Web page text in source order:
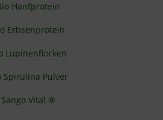
Hanfprotein
Erbsenprotein
Lupinenflocken
Spirulina Pulver
Sango Vital ®